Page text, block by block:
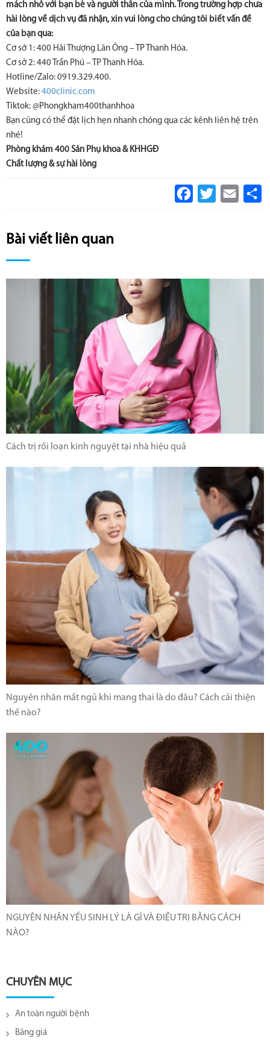
mách nhỏ với bạn bè và người thân của mình. Trong trường hợp chưa
hài lòng về dịch vụ đã nhận, xin vui lòng cho chúng tôi biết vấn đề
của bạn qua:
Cơ sở 1: 400 Hải Thượng Lãn Ông – TP Thanh Hóa.
Cơ sở 2: 440 Trần Phú – TP Thanh Hóa.
Hotline/Zalo: 0919.329.400.
Website: 400clinic.com
Tiktok: @Phongkham400thanhhoa
Bạn cũng có thể đặt lịch hẹn nhanh chóng qua các kênh liên hệ trên
nhé!
Phòng khám 400 Sản Phụ khoa & KHHGĐ
Chất lượng & sự hài lòng
Facebook
Twitter Email
Bài viết liên quan
Cách trị rối loạn kinh nguyệt tại nhà hiệu quả
Nguyên nhân mất ngủ khi mang thai là do đâu? Cách cải thiện
thế nào?
NGUYÊN NHÂN YẾU SINH LÝ LÀ GÌ VÀ ĐIỀU TRỊ BẰNG CÁCH
NÀO?
CHUYÊN MỤC
An toàn người bệnh
Bảng giá